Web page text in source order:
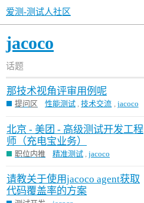
爱测-测试人社区
jacoco
话题
那技术视角评审用例呢
提问区 性能测试 ,技术交流 , jacoco
北京 - 美团 - 高级测试开发工程
师（充电宝业务）
职位内推 精准测试 ,jacoco
请教关于使用jacoco agent获取
代码覆盖率的方案